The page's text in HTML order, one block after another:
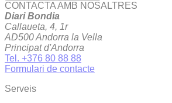
CONTACTA AMB NOSALTRES
Diari Bondia
Callaueta, 4, 1r
AD500 Andorra la Vella
Principat d'Andorra
Tel. +376 80 88 88
Formulari de contacte
Serveis